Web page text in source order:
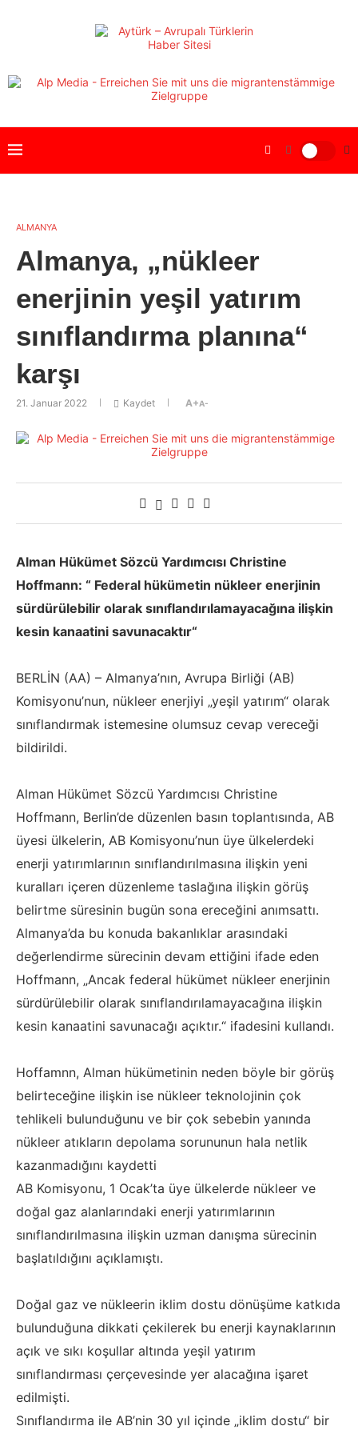
ALMANYA
Almanya, „nükleer
enerjinin yeşil yatırım
sınıflandırma planına“
karşı
21. Januar 2022 Kaydet A+A-
Alman Hükümet Sözcü Yardımcısı Christine
Hoffmann: “ Federal hükümetin nükleer enerjinin
sürdürülebilir olarak sınıflandırılamayacağına ilişkin
kesin kanaatini savunacaktır“
BERLİN (AA) – Almanya’nın, Avrupa Birliği (AB)
Komisyonu’nun, nükleer enerjiyi „yeşil yatırım“ olarak
sınıflandırmak istemesine olumsuz cevap vereceği
bildirildi.
Alman Hükümet Sözcü Yardımcısı Christine
Hoffmann, Berlin’de düzenlen basın toplantısında, AB
üyesi ülkelerin, AB Komisyonu’nun üye ülkelerdeki
enerji yatırımlarının sınıflandırılmasına ilişkin yeni
kuralları içeren düzenleme taslağına ilişkin görüş
belirtme süresinin bugün sona ereceğini anımsattı.
Almanya’da bu konuda bakanlıklar arasındaki
değerlendirme sürecinin devam ettiğini ifade eden
Hoffmann, „Ancak federal hükümet nükleer enerjinin
sürdürülebilir olarak sınıflandırılamayacağına ilişkin
kesin kanaatini savunacağı açıktır.“ ifadesini kullandı.
Hoffamnn, Alman hükümetinin neden böyle bir görüş
belirteceğine ilişkin ise nükleer teknolojinin çok
tehlikeli bulunduğunu ve bir çok sebebin yanında
nükleer atıkların depolama sorununun hala netlik
kazanmadığını kaydetti
AB Komisyonu, 1 Ocak’ta üye ülkelerde nükleer ve
doğal gaz alanlarındaki enerji yatırımlarının
sınıflandırılmasına ilişkin uzman danışma sürecinin
başlatıldığını açıklamıştı.
Doğal gaz ve nükleerin iklim dostu dönüşüme katkıda
bulunduğuna dikkati çekilerek bu enerji kaynaklarının
açık ve sıkı koşullar altında yeşil yatırım
sınıflandırması çerçevesinde yer alacağına işaret
edilmişti.
Sınıflandırma ile AB’nin 30 yıl içinde „iklim dostu“ bir